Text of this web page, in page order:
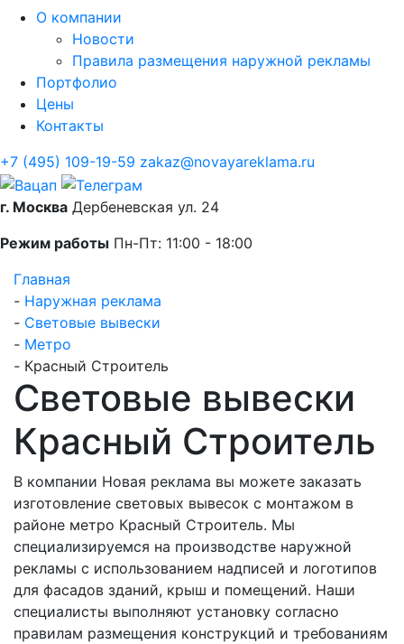
О компании
Новости
Правила размещения наружной рекламы
Портфолио
Цены
Контакты
+7 (495) 109-19-59 zakaz@novayareklama.ru
г. Москва Дербеневская ул. 24
Режим работы Пн-Пт: 11:00 - 18:00
Главная
- Наружная реклама
- Световые вывески
- Метро
- Красный Строитель
Световые вывески
Красный Строитель
В компании Новая реклама вы можете заказать
изготовление световых вывесок с монтажом в
районе метро Красный Строитель. Мы
специализируемся на производстве наружной
рекламы с использованием надписей и логотипов
для фасадов зданий, крыш и помещений. Наши
специалисты выполняют установку согласно
правилам размещения конструкций и требованиям